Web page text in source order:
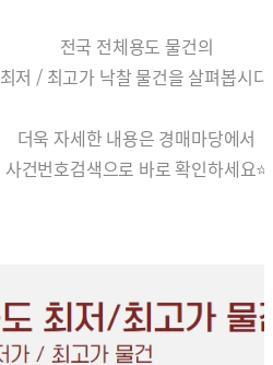
전국 전체용도 물건의
최저 / 최고가 낙찰 물건을 살펴봅시다.
더욱 자세한 내용은 경매마당에서
사건번호검색으로 바로 확인하세요⭐